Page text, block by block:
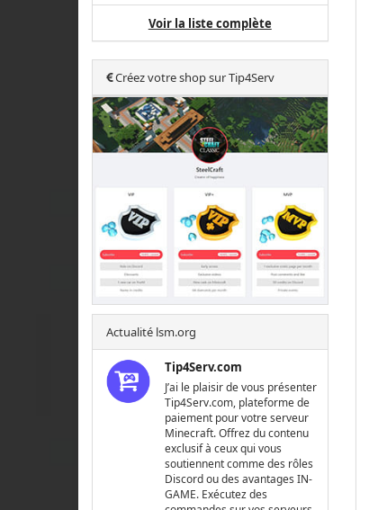
Voir la liste complète
Créez votre shop sur Tip4Serv
Actualité lsm.org
Tip4Serv.com
J’ai le plaisir de vous présenter
Tip4Serv.com, plateforme de
paiement pour votre serveur
Minecraft. Offrez du contenu
exclusif à ceux qui vous
soutiennent comme des rôles
Discord ou des avantages IN-
GAME. Exécutez des